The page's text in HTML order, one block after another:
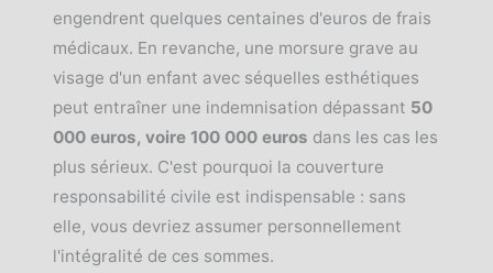
engendrent quelques centaines d'euros de frais
médicaux. En revanche, une morsure grave au
visage d'un enfant avec séquelles esthétiques
peut entraîner une indemnisation dépassant 50
000 euros, voire 100 000 euros dans les cas les
plus sérieux. C'est pourquoi la couverture
responsabilité civile est indispensable : sans
elle, vous devriez assumer personnellement
l'intégralité de ces sommes.